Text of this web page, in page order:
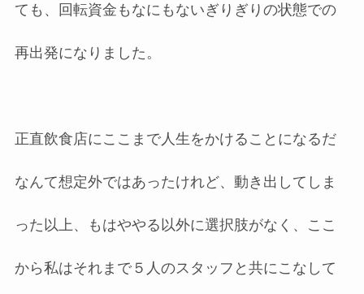
ても、回転資金もなにもないぎりぎりの状態での
再出発になりました。
正直飲食店にここまで人生をかけることになるだ
なんて想定外ではあったけれど、動き出してしま
った以上、もはややる以外に選択肢がなく、ここ
から私はそれまで５人のスタッフと共にこなして